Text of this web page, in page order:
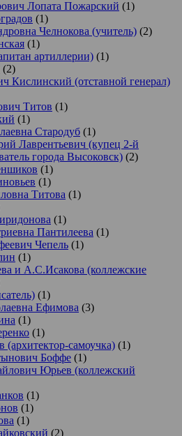
Лопата Пожарский (1)
(1)
Челнокова (учитель) (2)
(1)
артиллерии) (1)
(2)
Кислинский (отставной генерал)
Титов (1)
(1)
Стародуб (1)
Лаврентьевич (купец 2-й
города Высоковск) (2)
(1)
(1)
Титова (1)
(1)
Пантилеева (1)
Чепель (1)
(1)
и А.С.Исакова (коллежские
(1)
Ефимова (3)
(1)
(1)
(архитектор-самоучка) (1)
Боффе (1)
Юрьев (коллежский
(1)
(1)
(1)
(2)